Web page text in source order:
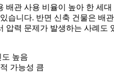
배관 사용 비율이 높아 한 세대
습니다. 반면 신축 건물은 배관
압력 문제가 발생하는 사례도
도 높음
가능성 큼